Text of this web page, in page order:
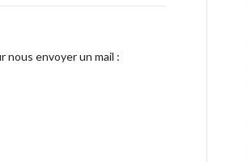
envoyer un mail :